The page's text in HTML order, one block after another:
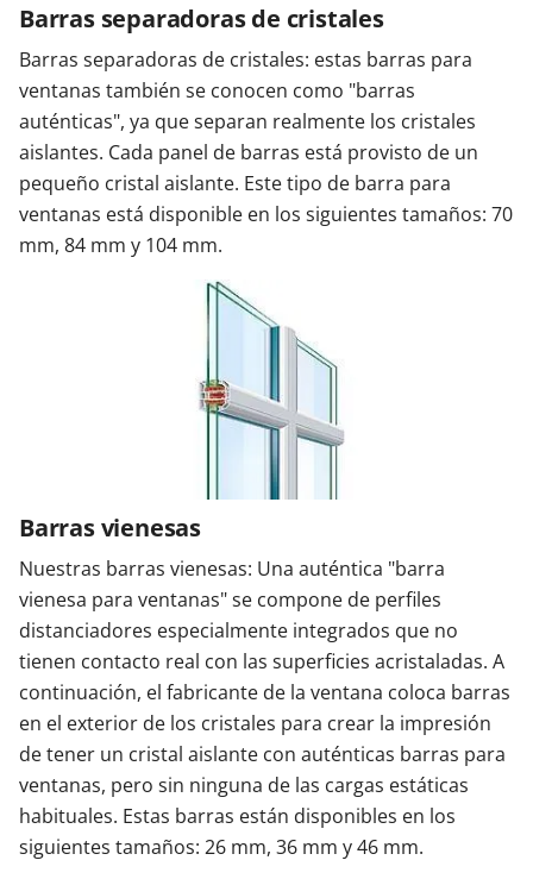
Barras separadoras de cristales
Barras separadoras de cristales: estas barras para
ventanas también se conocen como "barras
auténticas", ya que separan realmente los cristales
aislantes. Cada panel de barras está provisto de un
pequeño cristal aislante. Este tipo de barra para
ventanas está disponible en los siguientes tamaños: 70
mm, 84 mm y 104 mm.
Barras vienesas
Nuestras barras vienesas: Una auténtica "barra
vienesa para ventanas" se compone de perfiles
distanciadores especialmente integrados que no
tienen contacto real con las superficies acristaladas. A
continuación, el fabricante de la ventana coloca barras
en el exterior de los cristales para crear la impresión
de tener un cristal aislante con auténticas barras para
ventanas, pero sin ninguna de las cargas estáticas
habituales. Estas barras están disponibles en los
siguientes tamaños: 26 mm, 36 mm y 46 mm.